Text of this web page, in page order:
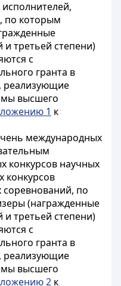
по которым
третьей степени)
с
гранта в
реализующие
высшего
1 к
международных
конкурсов научных
конкурсов
соревнований, по
(награжденные
третьей степени)
с
гранта в
реализующие
высшего
2 к